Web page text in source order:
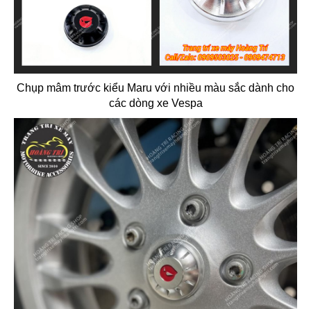
Chụp mâm trước kiểu Maru với nhiều màu sắc dành cho
các dòng xe Vespa